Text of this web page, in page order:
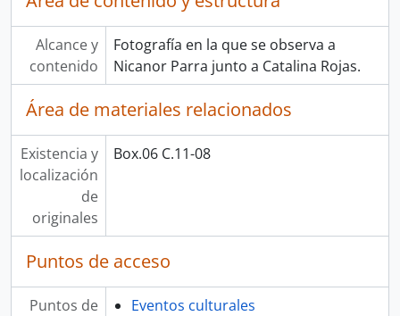
Alcance y
contenido
Fotografía en la que se observa a
Nicanor Parra junto a Catalina Rojas.
Área de materiales relacionados
Existencia y
localización
de
originales
Box.06 C.11-08
Puntos de acceso
Puntos de
Eventos culturales